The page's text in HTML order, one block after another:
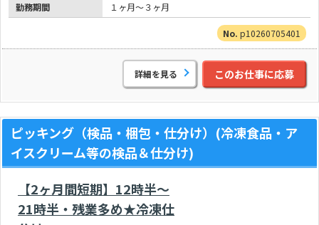
勤務期間
１ヶ月～３ヶ月
p10260705401
詳細を見る このお仕事に応募
ピッキング（検品・梱包・仕分け）(冷凍食品・ア
イスクリーム等の検品＆仕分け)
【2ヶ月間短期】12時半～
21時半・残業多め★冷凍仕